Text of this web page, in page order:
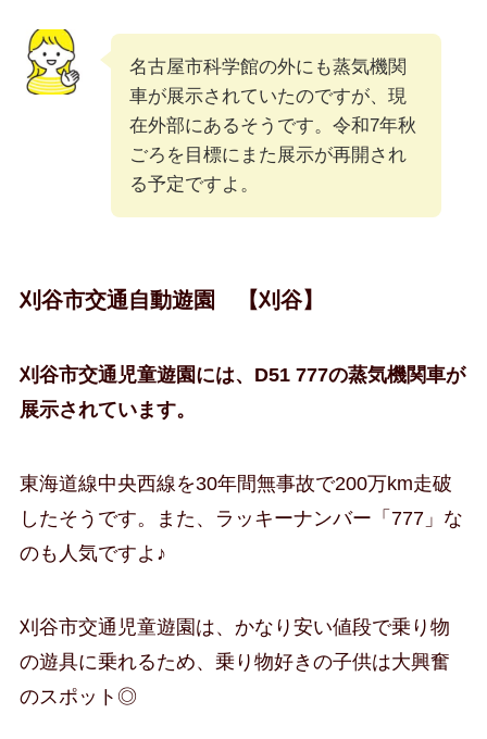
名古屋市科学館の外にも蒸気機関
車が展示されていたのですが、現
在外部にあるそうです。令和7年秋
ごろを目標にまた展示が再開され
る予定ですよ。
刈谷市交通自動遊園 【刈谷】
刈谷市交通児童遊園には、D51 777の蒸気機関車が
展示されています。
東海道線中央西線を30年間無事故で200万km走破
したそうです。また、ラッキーナンバー「777」な
のも人気ですよ♪
刈谷市交通児童遊園は、かなり安い値段で乗り物
の遊具に乗れるため、乗り物好きの子供は大興奮
のスポット◎